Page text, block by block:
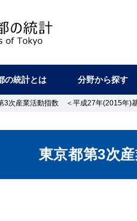
の統計とは 分野から探す
3次産業活動指数 ＜平成27年(2015年)
東京都第3次